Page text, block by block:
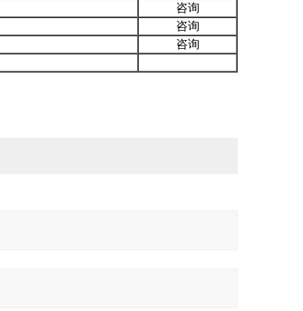
咨询
咨询
咨询